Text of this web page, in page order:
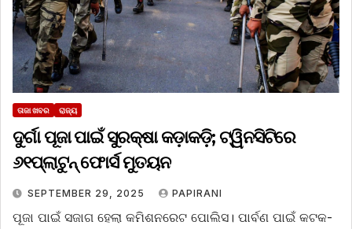
ତାଜା ଖବର ରାଜ୍ୟ
ଦୁର୍ଗା ପୂଜା ପାଇଁ ସୁରକ୍ଷା କଡ଼ାକଡ଼ି; ଟ୍ୱିନସିଟିରେ
୬୧ପ୍ଲାଟୁନ୍ ଫୋର୍ସ ମୁତୟନ
SEPTEMBER 29, 2025 PAPIRANI
ପୂଜା ପାଇଁ ସଜାଗ ହେଲା କମିଶନରେଟ ପୋଲିସ। ପାର୍ବଣ ପାଇଁ କଟକ-